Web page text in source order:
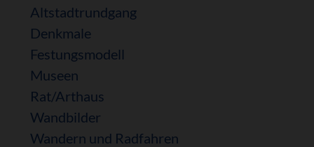
Altstadtrundgang
Denkmale
Festungsmodell
Museen
Rat/Arthaus
Wandbilder
Wandern und Radfahren